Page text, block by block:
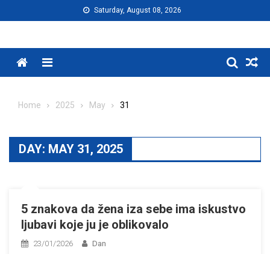
to
Saturday, August 08, 2026
Menu
Home 2025 May 31
DAY: MAY 31, 2025
5 znakova da žena iza sebe ima iskustvo
ljubavi koje ju je oblikovalo
23/01/2026 Dan